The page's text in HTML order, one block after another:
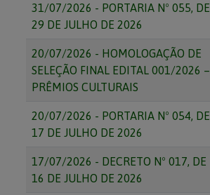
31/07/2026 - PORTARIA Nº 055, DE
29 DE JULHO DE 2026
20/07/2026 - HOMOLOGAÇÃO DE
SELEÇÃO FINAL EDITAL 001/2026 –
PRÊMIOS CULTURAIS
20/07/2026 - PORTARIA Nº 054, DE
17 DE JULHO DE 2026
17/07/2026 - DECRETO Nº 017, DE
16 DE JULHO DE 2026